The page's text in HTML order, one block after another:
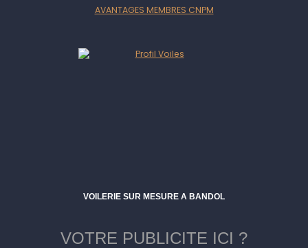
AVANTAGES MEMBRES CNPM
VOILERIE SUR MESURE A BANDOL
VOTRE PUBLICITE ICI ?